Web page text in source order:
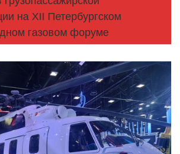
на XII Петербургском
газовом форуме